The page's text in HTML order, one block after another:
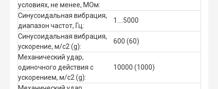
условиях, не менее, МОм:
Синусоидальная вибрация,
диапазон частот, Гц:
1....5000
Синусоидальная вибрация,
ускорение, м/с2 (g):
600 (60)
Механический удар,
одиночного действия с
ускорением, м/с2 (g):
10000 (1000)